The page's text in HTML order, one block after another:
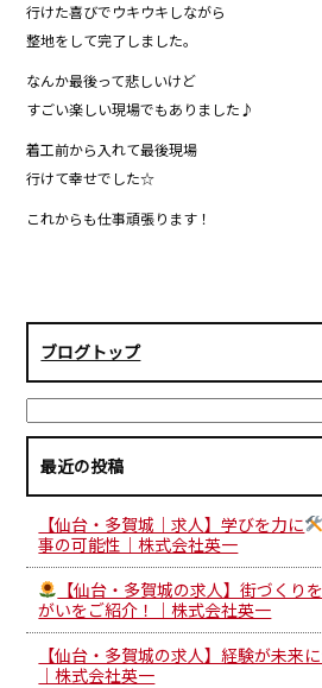
行けた喜びでウキウキしながら
整地をして完了しました。
なんか最後って悲しいけど
すごい楽しい現場でもありました♪
着工前から入れて最後現場
行けて幸せでした☆
これからも仕事頑張ります！
ブログトップ
最近の投稿
【仙台・多賀城｜求人】学びを力に
事の可能性｜株式会社英一
【仙台・多賀城の求人】街づくり
がいをご紹介！｜株式会社英一
【仙台・多賀城の求人】経験が未来
｜株式会社英一